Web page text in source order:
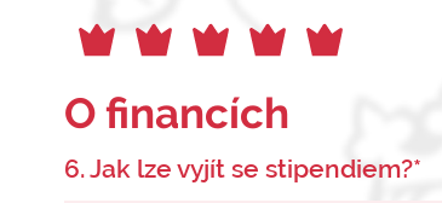
O financích
6. Jak lze vyjít se stipendiem?*